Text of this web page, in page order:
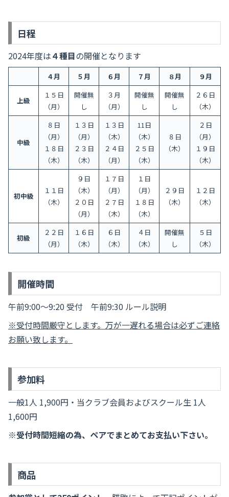
日程
2024年度は４種目の開催となります
４月 ５月 ６月 ７月 ８月 ９月
上級
１５日
（月）
開催無
し
３月
（月）
開催無
し
開催無
し
２６日
（木）
中級
８日
（月）
１８日
（木）
１３日
（月）
２３日
（木）
１３日
（木）
２４日
（月）
11日
（木）
２５日
（木）
８日
（木）
２日
（月）
１９日
（木）
初中級
１１日
（木）
９日
（木）
２０日
（月）
１７日
（月）
２７日
（木）
１日
（月）
１８日
（木）
２９日
（木）
１２日
（木）
初級
２２日
（月）
１６日
（木）
６日
（木）
４日
（木）
開催無
し
５日
（木）
開催時間
午前9:00～9:20 受付 午前9:30 ルール説明
※受付時間厳守とします。万が一遅れる場合は必ずご連絡
お願い致します。
参加料
一般1人 1,900円・当クラブ会員およびスクール生 1人
1,600円
※受付時間短縮の為、ペアでまとめてお支払い下さい。
商品